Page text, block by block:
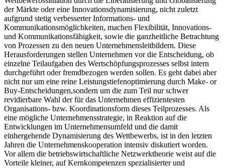
der Märkte oder eine Innovationsdynamisierung, nicht zuletzt
aufgrund stetig verbesserter Informations- und
Kommunikationsmöglichkeiten, machen Flexibilität, Innovations-
und Kommunikationsfähigkeit, sowie die ganzheitliche Betrachtung
von Prozessen zu den neuen Unternehmensleitbildern. Diese
Herausforderungen stellen Unternehmen vor die Entscheidung, ob
einzelne Teilaufgaben des Wertschöpfungsprozesses selbst intern
durchgeführt oder fremdbezogen werden sollen. Es geht dabei aber
nicht nur um eine reine Leistungstiefenoptimierung durch Make- or
Buy-Entscheidungen,sondern um die zum Teil nur schwer
revidierbare Wahl der für das Unternehmen effizientesten
Organisations- bzw. Koordinationsform dieses Teilprozesses. Als
eine mögliche Unternehmensstrategie, in Reaktion auf die
Entwicklungen im Unternehmensumfeld und die damit
einhergehende Dynamisierung des Wettbewerbs, ist in den letzten
Jahren die Unternehmenskooperation intensiv diskutiert worden.
Vor allem die betriebswirtschaftliche Netzwerktheorie weist auf die
Vorteile kleiner, auf Kernkompetenzen spezialisierter und